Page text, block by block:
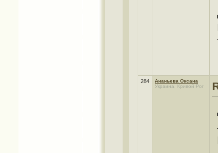
284
Ананьева Оксана
Украина, Кривой Рог